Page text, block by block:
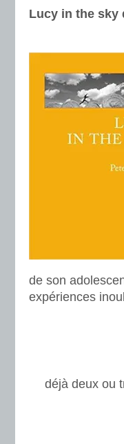
Lucy in the sky
de son
expériences
déjà deux ou